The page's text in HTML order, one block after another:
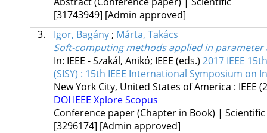
[31743949] [Admin approved]
3.
Igor, Bagány ; Márta, Takács
Soft-computing methods applied in
In: IEEE - Szakál, Anikó; IEEE (eds.) 2017 IEEE
(SISY) : 15th IEEE International Symposium on
New York City, United States of America : IEEE
DOI IEEE XploreScopus
Conference paper (Chapter in Book) | Scientific
[3296174] [Admin approved]